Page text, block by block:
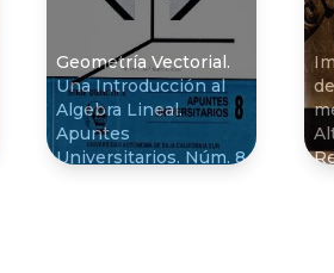
Geometrí­a Vectorial.
Una Introducción al
Algebra Lineal.
Apuntes
Universitarios. Núm. 8